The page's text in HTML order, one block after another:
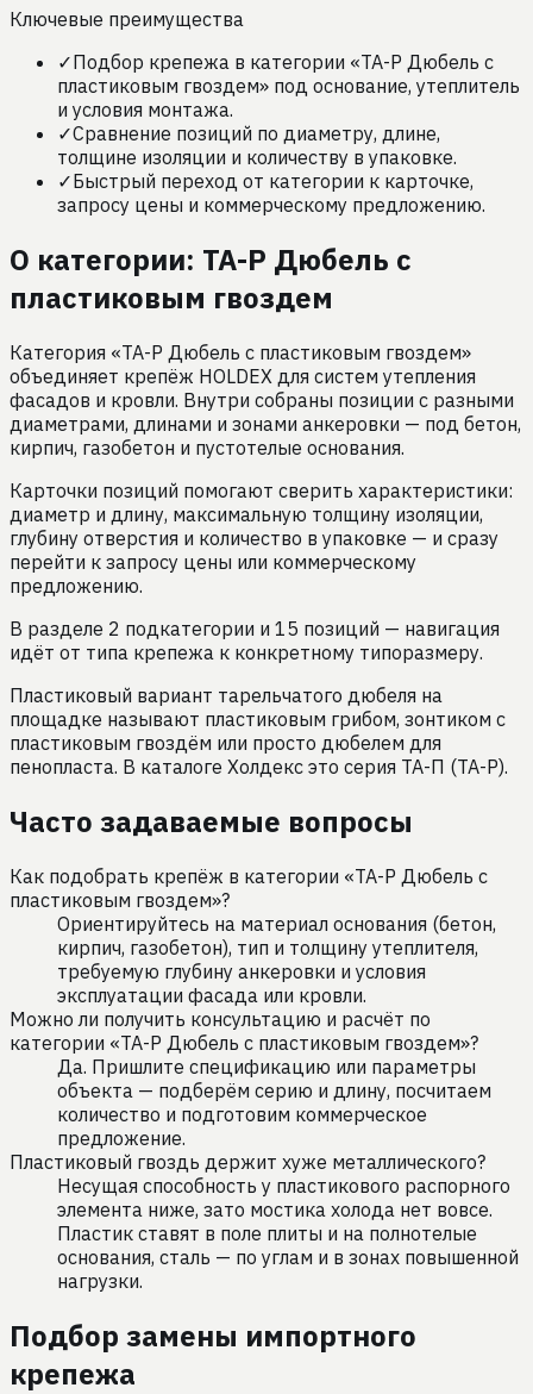
Ключевые преимущества
✓Подбор крепежа в категории «TA-P Дюбель с
пластиковым гвоздем» под основание, утеплитель
и условия монтажа.
✓Сравнение позиций по диаметру, длине,
толщине изоляции и количеству в упаковке.
✓Быстрый переход от категории к карточке,
запросу цены и коммерческому предложению.
О категории: TA-P Дюбель с
пластиковым гвоздем
Категория «TA-P Дюбель с пластиковым гвоздем»
объединяет крепёж HOLDEX для систем утепления
фасадов и кровли. Внутри собраны позиции с разными
диаметрами, длинами и зонами анкеровки — под бетон,
кирпич, газобетон и пустотелые основания.
Карточки позиций помогают сверить характеристики:
диаметр и длину, максимальную толщину изоляции,
глубину отверстия и количество в упаковке — и сразу
перейти к запросу цены или коммерческому
предложению.
В разделе 2 подкатегории и 15 позиций — навигация
идёт от типа крепежа к конкретному типоразмеру.
Пластиковый вариант тарельчатого дюбеля на
площадке называют пластиковым грибом, зонтиком с
пластиковым гвоздём или просто дюбелем для
пенопласта. В каталоге Холдекс это серия ТА-П (TA-P).
Часто задаваемые вопросы
Как подобрать крепёж в категории «TA-P Дюбель с
пластиковым гвоздем»?
Ориентируйтесь на материал основания (бетон,
кирпич, газобетон), тип и толщину утеплителя,
требуемую глубину анкеровки и условия
эксплуатации фасада или кровли.
Можно ли получить консультацию и расчёт по
категории «TA-P Дюбель с пластиковым гвоздем»?
Да. Пришлите спецификацию или параметры
объекта — подберём серию и длину, посчитаем
количество и подготовим коммерческое
предложение.
Пластиковый гвоздь держит хуже металлического?
Несущая способность у пластикового распорного
элемента ниже, зато мостика холода нет вовсе.
Пластик ставят в поле плиты и на полнотелые
основания, сталь — по углам и в зонах повышенной
нагрузки.
Подбор замены импортного
крепежа